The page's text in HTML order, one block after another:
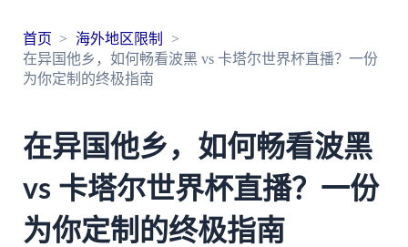
首页
海外地区限制
在异国他乡，如何畅看波黑 vs 卡塔尔世界杯直播？一份
为你定制的终极指南
在异国他乡，如何畅看波黑
vs 卡塔尔世界杯直播？一份
为你定制的终极指南